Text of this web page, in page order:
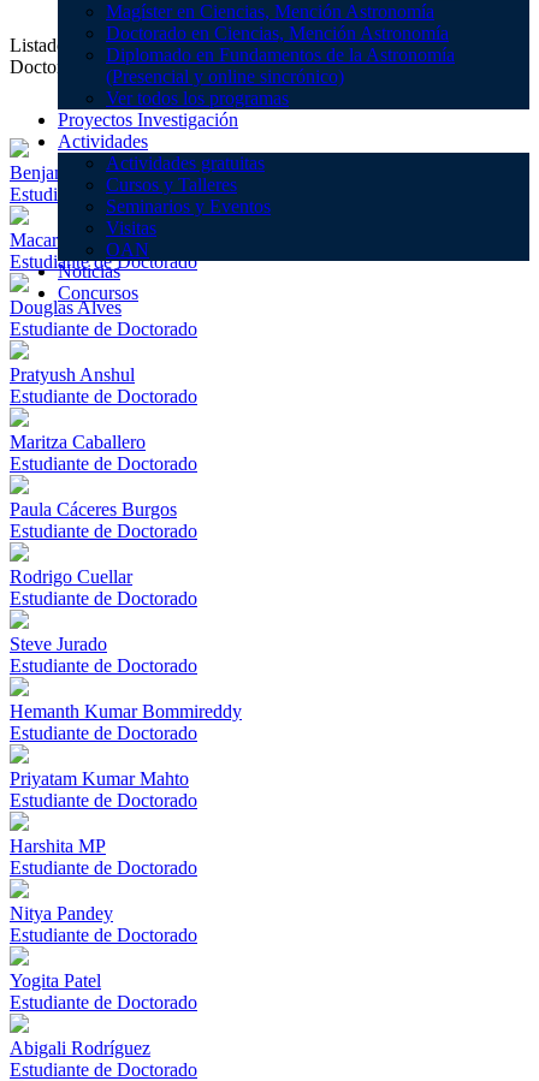
Magíster en Ciencias, Mención Astronomía
Doctorado en Ciencias, Mención Astronomía
Diplomado en Fundamentos de la Astronomía
(Presencial y online sincrónico)
Ver todos los programas
Proyectos Investigación
Actividades
Actividades gratuitas
Cursos y Talleres
Seminarios y Eventos
Visitas
OAN
Noticias
Concursos
Listado de los integrantes que componen nuestro grupo de
Doctoradoen la facultad de astronomía
Benjamin Collins
Estudiante de Doctorado
Macarena Cadiz
Estudiante de Doctorado
Douglas Alves
Estudiante de Doctorado
Pratyush Anshul
Estudiante de Doctorado
Maritza Caballero
Estudiante de Doctorado
Paula Cáceres Burgos
Estudiante de Doctorado
Rodrigo Cuellar
Estudiante de Doctorado
Steve Jurado
Estudiante de Doctorado
Hemanth Kumar Bommireddy
Estudiante de Doctorado
Priyatam Kumar Mahto
Estudiante de Doctorado
Harshita MP
Estudiante de Doctorado
Nitya Pandey
Estudiante de Doctorado
Yogita Patel
Estudiante de Doctorado
Abigali Rodríguez
Estudiante de Doctorado